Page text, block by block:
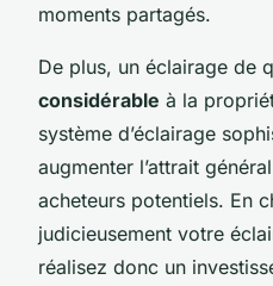
moments partagés.
De plus, un éclairage de
considérable à la
système d’éclairage
augmenter l’attrait
acheteurs potentiels. En
judicieusement votre
réalisez donc un